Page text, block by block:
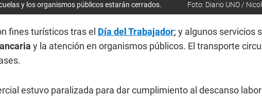
y los organismos públicos estarán cerrados. Foto: Diario UNO /
fines turísticos tras el Día del Trabajador; y algunos servicios
y la atención en organismos públicos. El transporte
estuvo paralizada para dar cumplimiento al descanso